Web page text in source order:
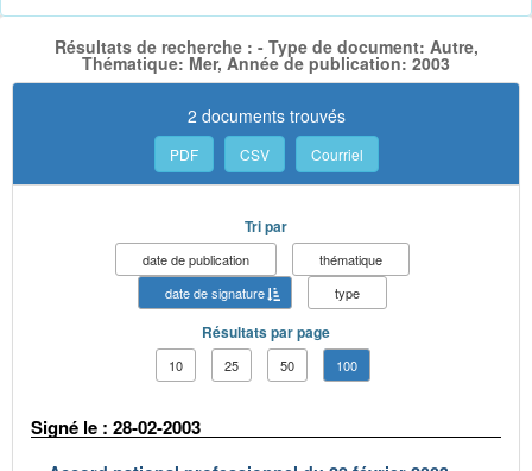
Résultats de recherche : - Type de document: Autre,
Thématique: Mer, Année de publication: 2003
2 documents trouvés
PDF CSV Courriel
Tri par
date de publication
thématique
date de signature
type
Résultats par page
10 25 50 100
Signé le : 28-02-2003